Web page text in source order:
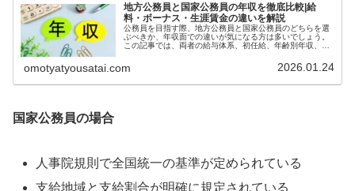
地方公務員と国家公務員の年収を徹底比較|給
料・ボーナス・生涯賃金の違いを解説
公務員を目指す際、地方公務員と国家公務員のどちらを選
ぶべきか、年収面での違いが気になる方は多いでしょう。
この記事では、両者の給与体系、初任給、年齢別年収、生
omotyatyousatai.com 2026.01.24
国家公務員の場合
人事院規則で全国統一の基準が定められている
支給地域と支給割合が明確に規定されている